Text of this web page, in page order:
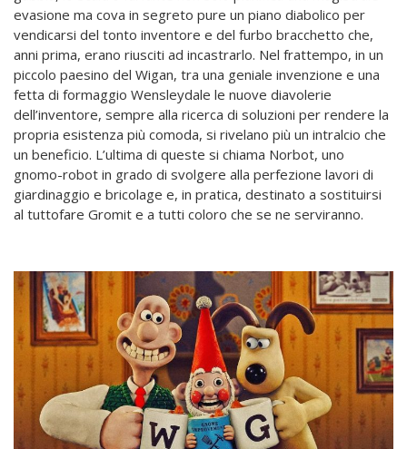
evasione ma cova in segreto pure un piano diabolico per
vendicarsi del tonto inventore e del furbo bracchetto che,
anni prima, erano riusciti ad incastrarlo. Nel frattempo, in un
piccolo paesino del Wigan, tra una geniale invenzione e una
fetta di formaggio Wensleydale le nuove diavolerie
dell’inventore, sempre alla ricerca di soluzioni per rendere la
propria esistenza più comoda, si rivelano più un intralcio che
un beneficio. L’ultima di queste si chiama Norbot, uno
gnomo-robot in grado di svolgere alla perfezione lavori di
giardinaggio e bricolage e, in pratica, destinato a sostituirsi
al tuttofare Gromit e a tutti coloro che se ne serviranno.